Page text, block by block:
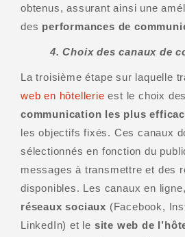
obtenus, assurant ainsi une
des performances de
4. Choix des canaux de
La troisième étape sur laquelle
web en hôtellerie est le choix
communication les plus
les objectifs fixés. Ces canaux
sélectionnés en fonction du
messages à transmettre et des
disponibles. Les canaux en
réseaux sociaux (Facebook,
LinkedIn) et le site web de